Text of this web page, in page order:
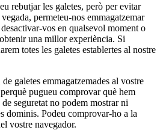
rebutjar les galetes, però per evitar
permeteu-nos emmagatzemar
vos en qualsevol moment o
una millor experiència. Si
totes les galetes establertes al nostre
galetes emmagatzemades al vostre
pugueu comprovar què hem
seguretat no podem mostrar ni
dominis. Podeu comprovar-ho a la
vostre navegador.